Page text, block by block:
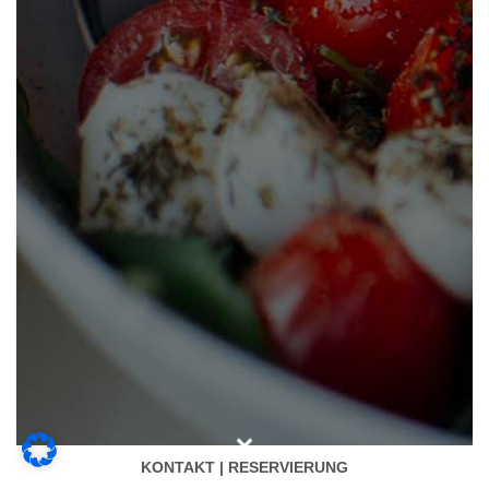
KONTAKT | RESERVIERUNG